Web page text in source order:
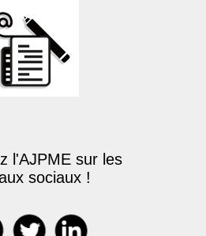
l'AJPME sur les
sociaux !